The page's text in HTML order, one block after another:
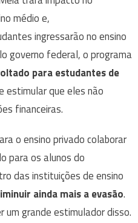
médio e,
ingressarão no ensino
governo federal, o programa
para estudantes de
estimular que eles não
financeiras.
o ensino privado colaborar
para os alunos do
das instituições de ensino
ainda mais a evasão.
um grande estimulador disso.